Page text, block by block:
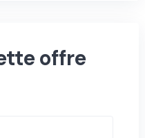
offre